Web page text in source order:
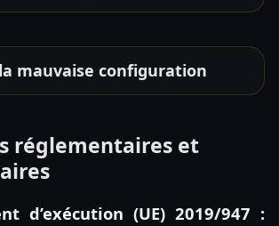
mauvaise configuration
réglementaires et
d’exécution (UE) 2019/947 :